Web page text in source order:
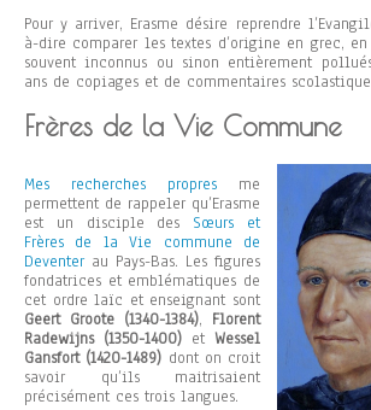
Pour y arriver, Erasme désire reprendre
à-dire comparer les textes d’origine en grec,
souvent inconnus ou sinon entièrement
ans de copiages et de commentaires
Frères de la Vie Commune
Mes recherches propres me
permettent de rappeler qu’Erasme
est un disciple des Sœurs et
Frères de la Vie commune de
Deventer au Pays-Bas. Les figures
fondatrices et emblématiques de
cet ordre laïc et enseignant sont
Geert Groote (1340-1384), Florent
Radewijns (1350-1400) et Wessel
Gansfort (1420-1489) dont on croit
savoir qu’ils maitrisaient
précisément ces trois langues.